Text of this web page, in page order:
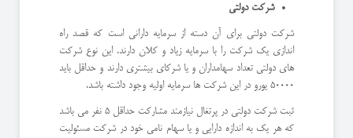
شرکت دولتی
شرکت دولتی برای آن دسته از سرمایه دارانی است که قصد راه
اندازی یک شرکت را با سرمایه زیاد و کلان دارند. این نوع شرکت
های دولتی تعداد سهامداران و یا شرکای بیشتری دارند و حداقل باید
50000 یورو در این شرکت ها سرمایه اولیه وجود داشته باشد.
ثبت شرکت دولتی در پرتغال نیازمند مشارکت حداقل 5 نفر می باشد
که هر یک به اندازه دارایی و یا سهام نامی خود در شرکت مسئولیت